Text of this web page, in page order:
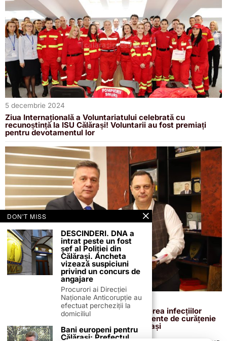
5 decembrie 2024
Ziua Internațională a Voluntariatului celebrată cu
recunoștință la ISU Călărași! Voluntarii au fost premiați
pentru devotamentul lor
20 noiembrie 2024
Patru contracte semnate pentru reducerea infecțiilor
dobândite în spital: Investiții în echipamente de curățenie
și dezinfecție la Spitalul Județean Călărași
DON'T MISS
DESCINDERI. DNA a
intrat peste un fost
șef al Poliției din
Călărași. Ancheta
vizează suspiciuni
privind un concurs de
angajare
Procurori ai Direcției
Naționale Anticorupție au
efectuat percheziții la
domiciliul
Bani europeni pentru
Călărași: Prefectul